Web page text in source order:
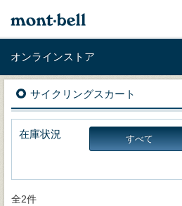
オンラインストア
サイクリングスカート
在庫状況 すべて
全2件